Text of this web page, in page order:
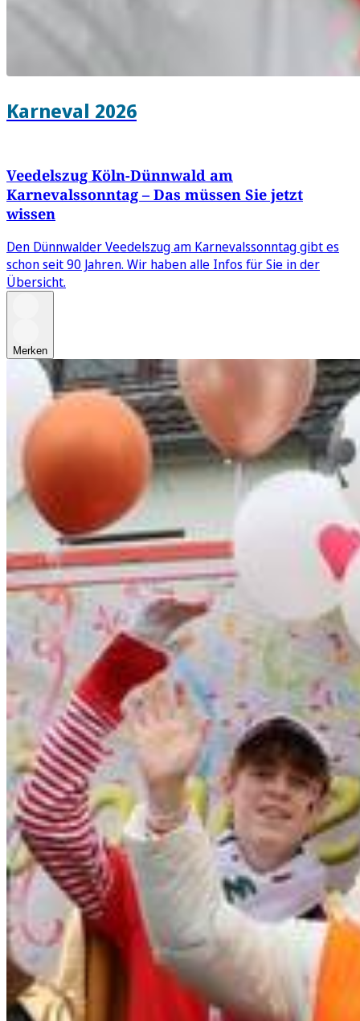
Karneval 2026
Veedelszug Köln-Dünnwald am
Karnevalssonntag – Das müssen Sie jetzt
wissen
Den Dünnwalder Veedelszug am Karnevalssonntag gibt es
schon seit 90 Jahren. Wir haben alle Infos für Sie in der
Übersicht.
Merken